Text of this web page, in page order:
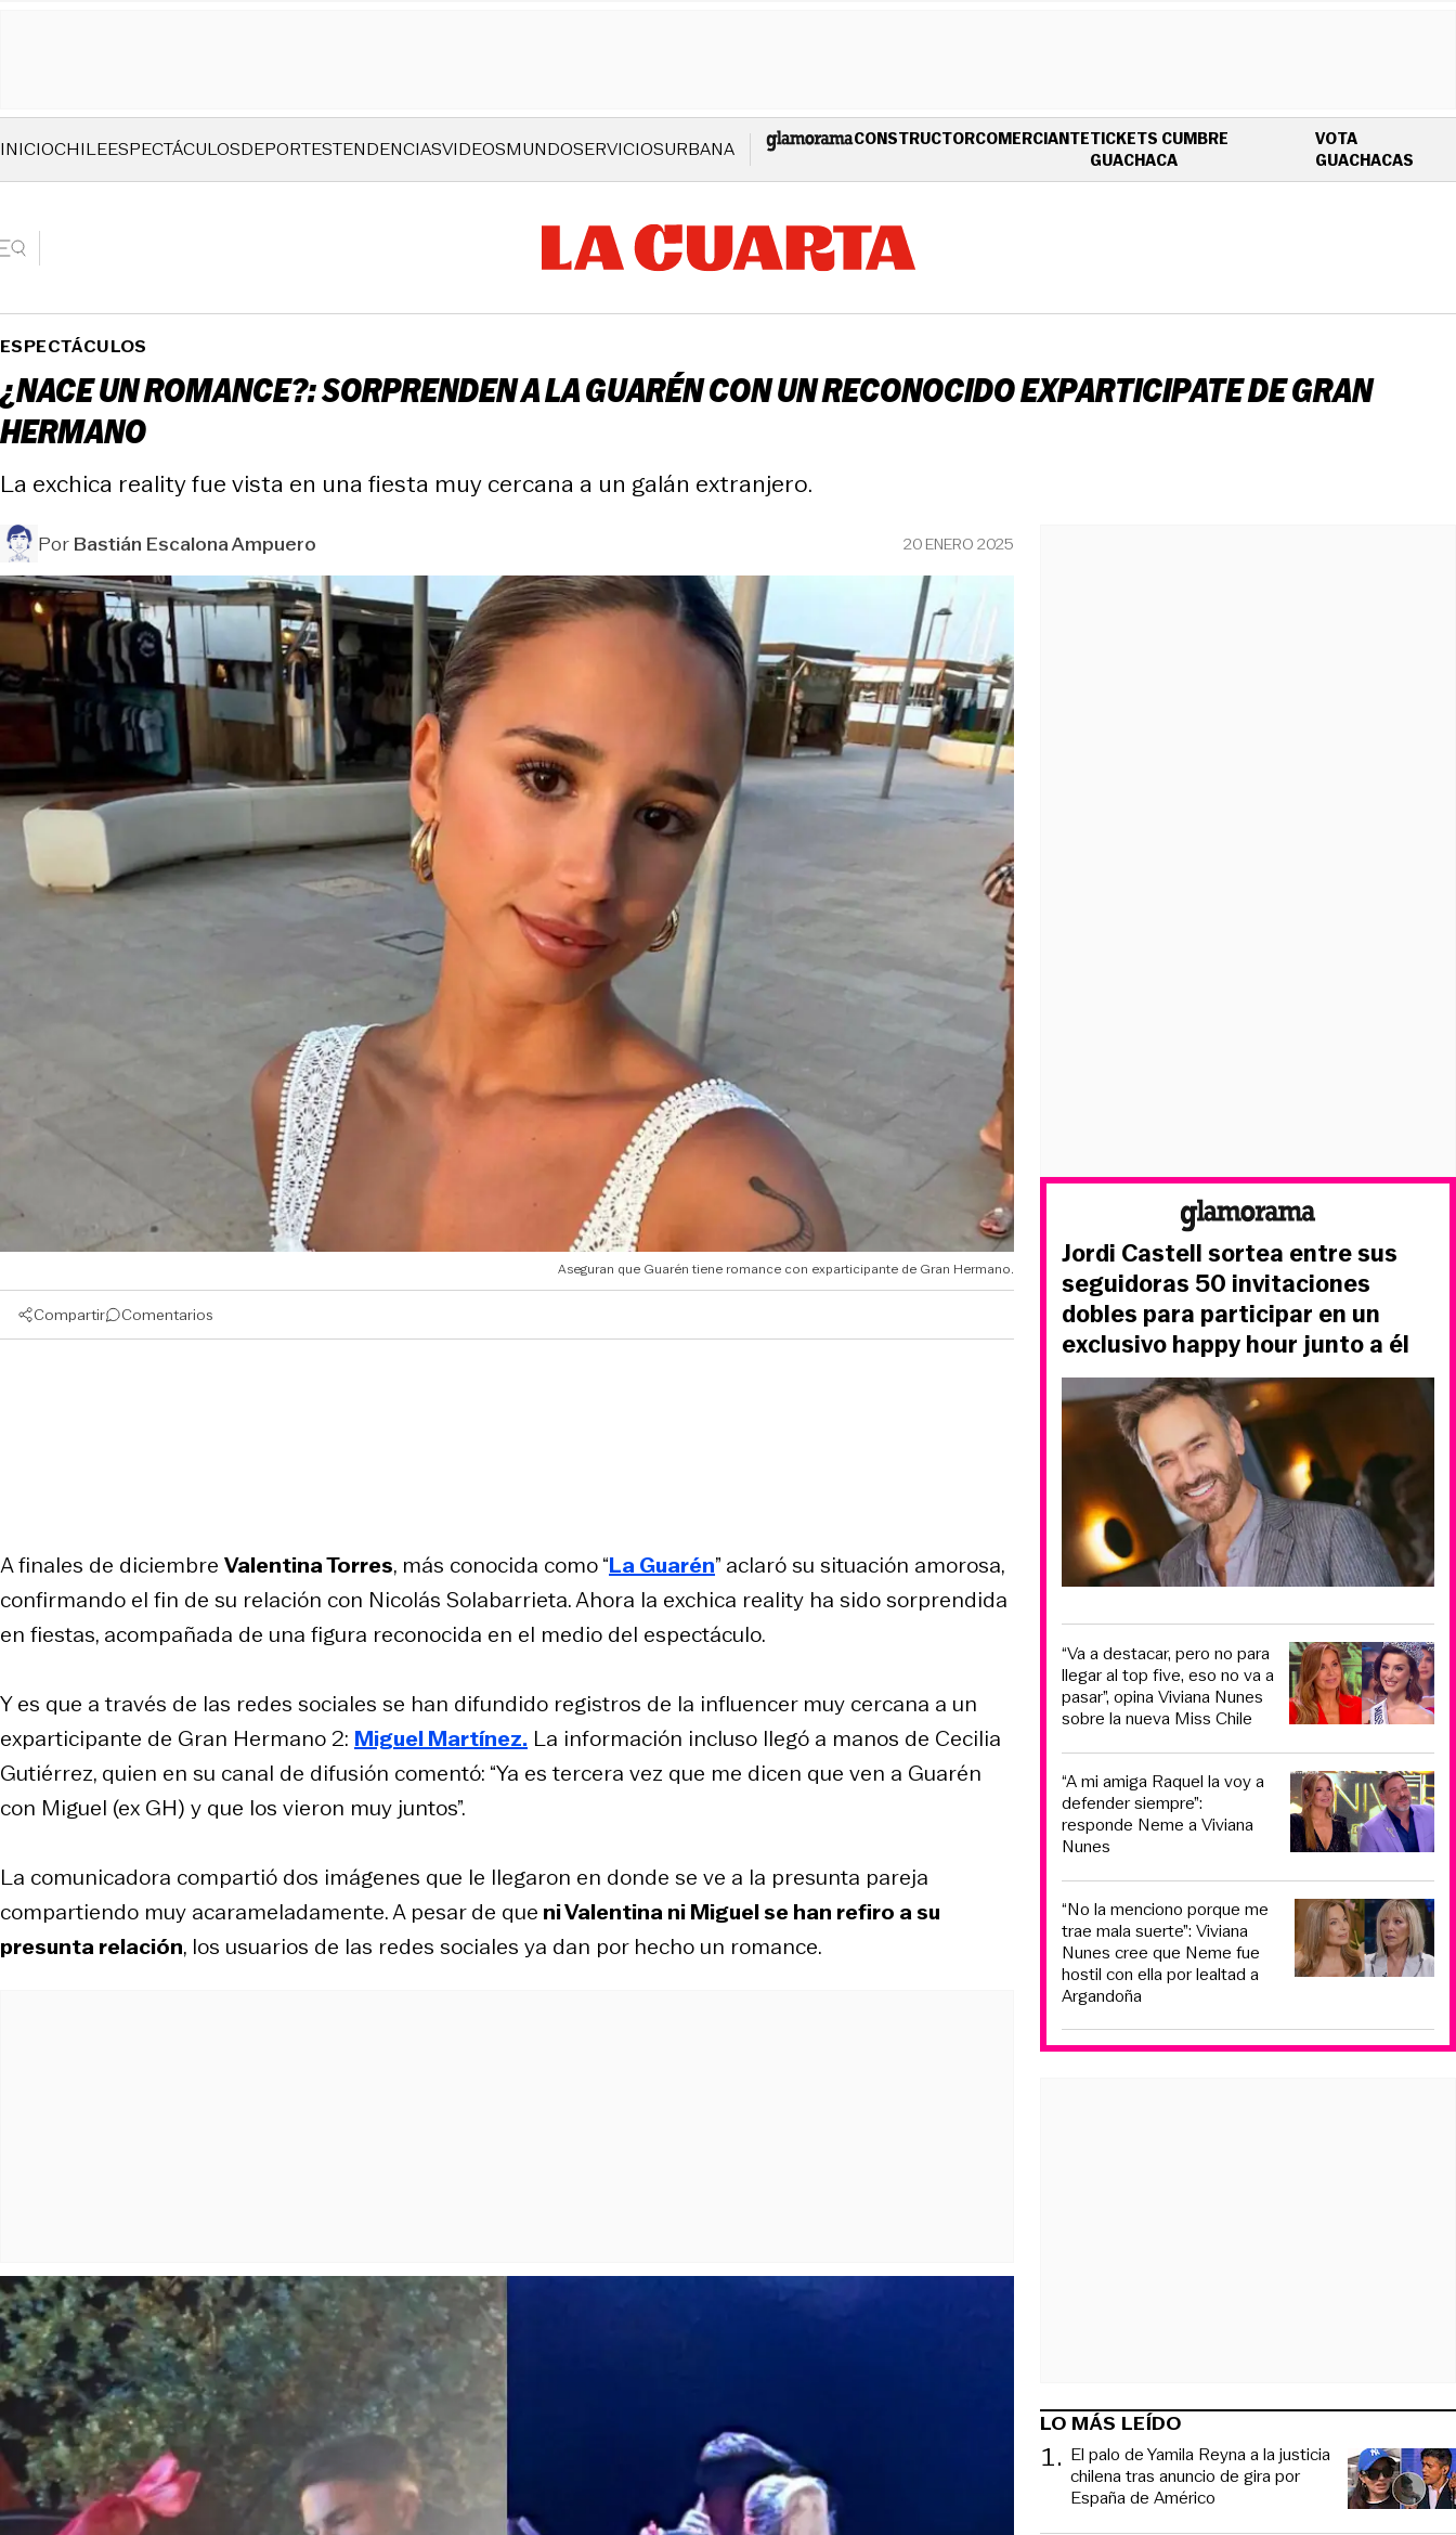
INICIOCHILEESPECTÁCULOSDEPORTESTENDENCIASVIDEOSMUNDOSERVICIOSURBANA CONSTRUCTORCOMERCIANTETICKETS CUMBRE
GUACHACAOPENS IN NEW WINDOW
VOTA
GUACHACAS
ESPECTÁCULOS
¿NACE UN ROMANCE?: SORPRENDEN A LA GUARÉN CON UN RECONOCIDO EXPARTICIPATE DE GRAN
HERMANO
La exchica reality fue vista en una fiesta muy cercana a un galán extranjero.
PorBastián Escalona Ampuero 20 ENERO 2025
Aseguran que Guarén tiene romance con exparticipante de Gran Hermano.
Compartir Comentarios
A finales de diciembre Valentina Torres, más conocida como “La Guarén” aclaró su situación amorosa,
confirmando el fin de su relación con Nicolás Solabarrieta. Ahora la exchica reality ha sido sorprendida
en fiestas, acompañada de una figura reconocida en el medio del espectáculo.
Y es que a través de las redes sociales se han difundido registros de la influencer muy cercana a un
exparticipante de Gran Hermano 2: Miguel Martínez. La información incluso llegó a manos de Cecilia
Gutiérrez, quien en su canal de difusión comentó: “Ya es tercera vez que me dicen que ven a Guarén
con Miguel (ex GH) y que los vieron muy juntos”.
La comunicadora compartió dos imágenes que le llegaron en donde se ve a la presunta pareja
compartiendo muy acarameladamente. A pesar de que ni Valentina ni Miguel se han refiro a su
presunta relación, los usuarios de las redes sociales ya dan por hecho un romance.
Jordi Castell sortea entre sus
seguidoras 50 invitaciones
dobles para participar en un
exclusivo happy hour junto a él
“Va a destacar, pero no para
llegar al top five, eso no va a
pasar”, opina Viviana Nunes
sobre la nueva Miss Chile
“A mi amiga Raquel la voy a
defender siempre”:
responde Neme a Viviana
Nunes
“No la menciono porque me
trae mala suerte”: Viviana
Nunes cree que Neme fue
hostil con ella por lealtad a
Argandoña
LO MÁS LEÍDO
1. El palo de Yamila Reyna a la justicia
chilena tras anuncio de gira por
España de Américo